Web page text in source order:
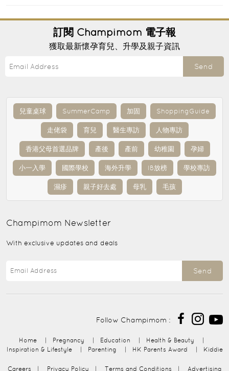
訂閱 Champimom 電子報
獲取最新懷孕育兒、升學及親子資訊
Send
兒童桌球 SummerCamp 加固 ShoppingGuide
走佬袋 育兒 醫生專訪 人物專訪
香港父母首選品牌 產後 產前 幼稚園 孕婦
小一入學 國際學校 海外升學 IB放榜 學校專訪
濕疹 親子好去處 母乳 毛孩
Champimom Newsletter
With exclusive updates and deals
Send
Follow Champimom :
Home Pregnancy Education Health & Beauty
Inspiration & Lifestyle
Parenting HK Parents Award Kiddie
Careers Privacy Policy Terms and Conditions Advertising